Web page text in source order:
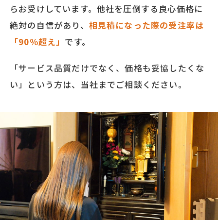
らお受けしています。他社を圧倒する良心価格に
絶対の自信があり、 相見積になった際の受注率は
「90％超え」 です。
「サービス品質だけでなく、価格も妥協したくな
い」という方は、当社までご相談ください。